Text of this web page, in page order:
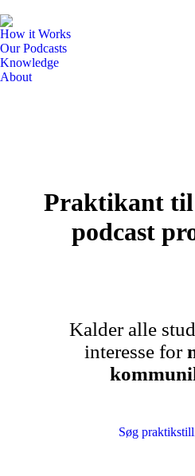
How it Works
Our Podcasts
Knowledge
About
Praktikant til
podcast
Kalder alle
interesse for
Søg